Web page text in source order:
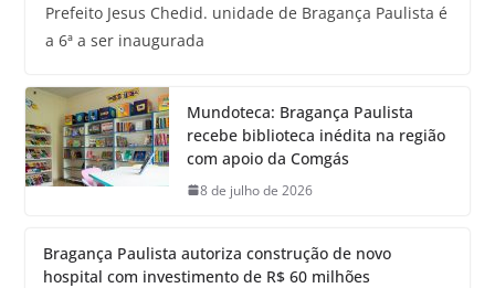
Prefeito Jesus Chedid. unidade de Bragança Paulista é
a 6ª a ser inaugurada
Mundoteca: Bragança Paulista
recebe biblioteca inédita na região
com apoio da Comgás
8 de julho de 2026
Bragança Paulista autoriza construção de novo
hospital com investimento de R$ 60 milhões